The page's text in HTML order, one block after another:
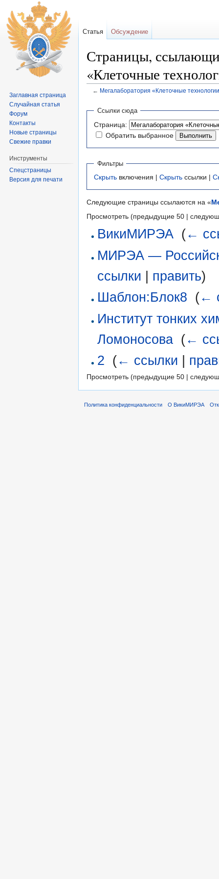
Страницы,
«Клеточные
← Мегалаборатория «Клеточные
Ссылки сюда
Страница:
Обратить выбранное
Фильтры
Скрыть включения | Скрыть ссылки |
Следующие страницы ссылаются на «
Просмотреть (предыдущие 50 |
ВикиМИРЭА (←
МИРЭА —
ссылки
править)
Шаблон:Блок8 (←
Институт тонких
Ломоносова (←
2 (← ссылки
Просмотреть (предыдущие 50 |
Статья Обсуждение
Заглавная страница
Случайная статья
Форум
Контакты
Новые страницы
Свежие правки
Инструменты
Спецстраницы
Версия для печати
Политика конфиденциальности О ВикиМИРЭА